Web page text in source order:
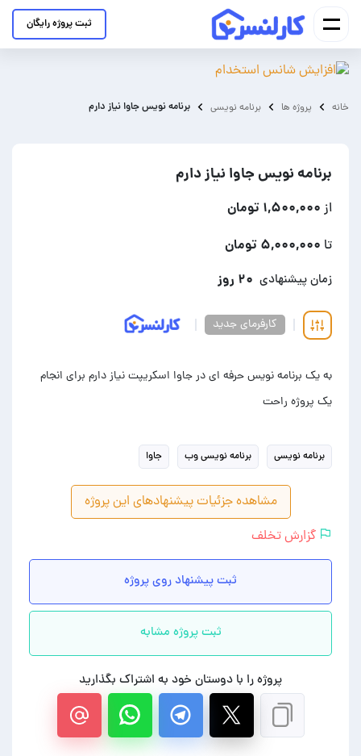
ثبت پروژه رایگان
خانه پروژه ها برنامه نویسی ‌برنامه نویس جاوا نیاز دارم
‌برنامه نویس جاوا نیاز دارم
از ۱,۵۰۰,۰۰۰ تومان
تا ۵,۰۰۰,۰۰۰ تومان
زمان پیشنهادی ۲۰ روز
کارفرمای جدید
به یک برنامه نویس حرفه ای در جاوا اسکریپت نیاز دارم برای انجام
یک پروژه راحت
برنامه نویسی برنامه نویسی وب جاوا
مشاهده جزئیات پیشنهادهای این پروژه
گزارش تخلف
ثبت پیشنهاد روی پروژه
ثبت پروژه مشابه
پروژه را با دوستان خود به اشتراک بگذارید